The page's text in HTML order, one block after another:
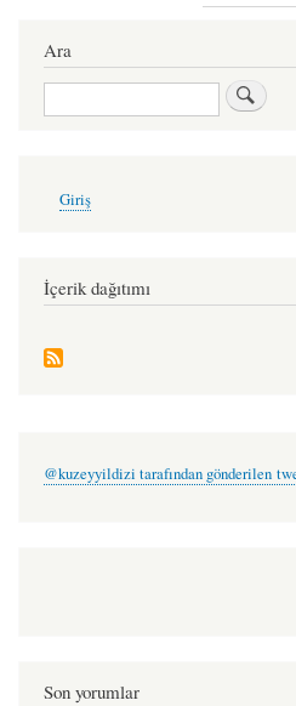
for
söyleşi:
nurullah
Ara
Ara
account
Giriş
İçerik dağıtımı
@kuzeyyildizi tarafından gönderilen
Son yorumlar